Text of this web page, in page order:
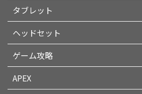
タブレット
ヘッドセット
ゲーム攻略
APEX